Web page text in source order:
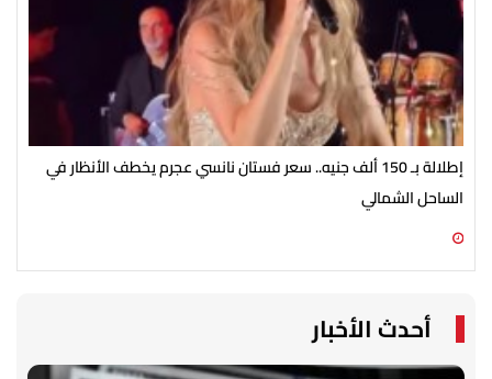
إطلالة بـ 150 ألف جنيه.. سعر فستان نانسي عجرم يخطف الأنظار في
الساحل الشمالي
أحدث الأخبار